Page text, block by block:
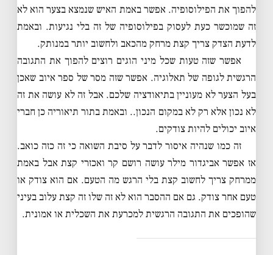
להפוך את הפילוסופיה. אפשר באמת האיש שנמצא בצער הוא לא
זה שמוכשר כעת לעסוק בפילוסופיה של זה בלי נגיעות. ובאמת
לדעת הצדק צריך קצת מרחק מהכאב ולחשוב יותר במנותק.
אפשר שזה טעות שכל מיני הוגים רוצים להפוך את התגובה
הרגשית לגופה של תאלוגיה. אפשר שזה מסר של ספר איוב שאכן
בעל הצער לא מעוניין בתיאודציה שלכם. אבל זה לא עושה את זה
לא נכון אלא רק לא במקום הנכון.. ובאמת בתור תיאוריה כן חברי
איוב יכולים להיות צודקים.
זה כמו שנהיה איסור לדבר על סיבת השואה כי זה כזה כואב.
אז אפשר אביגדור מילר עושה רושם קר ואכזרי קצת אבל באמת
ממרחק צריך לחשוב קצת בלי הרגש מה הטעם. אם הוא צודק או
טעם אחר צודק. גם אם ההסבר הוא לא זה שלו זה קצת עלוב בעיני
שהופכים את התגובה הרגשית למכרעת את השכלית או אמונית.